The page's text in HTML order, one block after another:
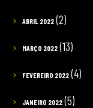
ABRIL 2022(2)
MARÇO 2022(13)
FEVEREIRO 2022(4)
JANEIRO 2022(5)